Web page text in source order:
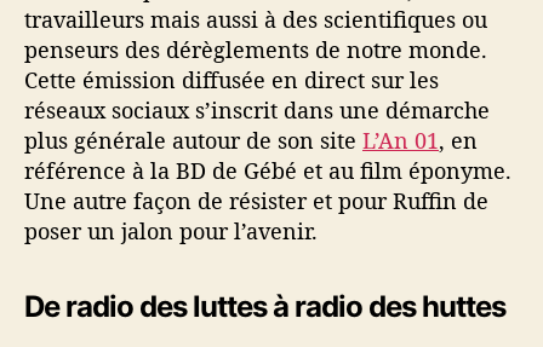
travailleurs mais aussi à des scientifiques ou
penseurs des dérèglements de notre monde.
Cette émission diffusée en direct sur les
réseaux sociaux s’inscrit dans une démarche
plus générale autour de son site L’An 01, en
référence à la BD de Gébé et au film éponyme.
Une autre façon de résister et pour Ruffin de
poser un jalon pour l’avenir.
De radio des luttes à radio des huttes